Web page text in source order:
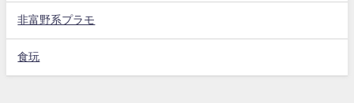
非富野系プラモ
食玩